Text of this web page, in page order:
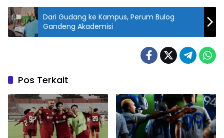
Dari Gudang ke Kampus, Perum Bulog
Gandeng Akademisi
Pos Terkait